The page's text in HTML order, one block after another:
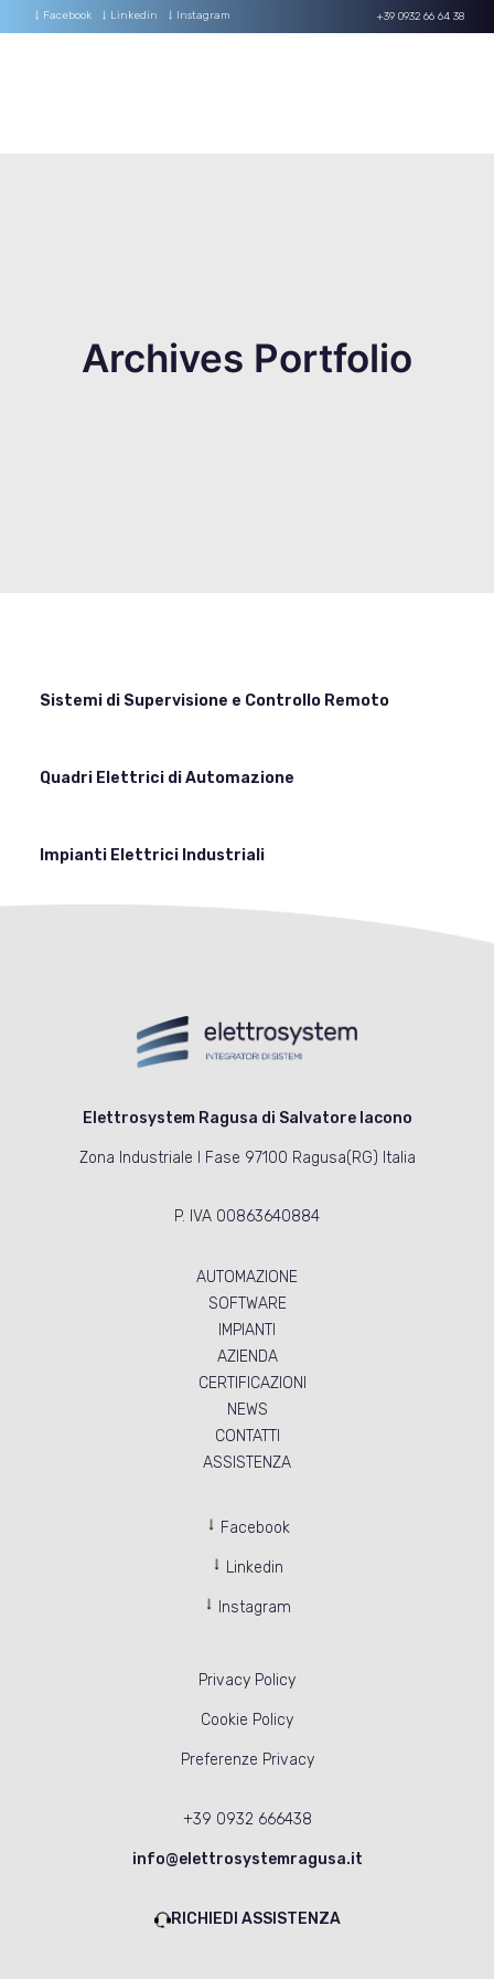
+39 0932 66 64 38
Archives Portfolio
Sistemi di Supervisione e Controllo Remoto
Quadri Elettrici di Automazione
Impianti Elettrici Industriali
Elettrosystem Ragusa di Salvatore Iacono
Zona Industriale I Fase 97100 Ragusa(RG) Italia
P. IVA 00863640884
AUTOMAZIONE
SOFTWARE
IMPIANTI
AZIENDA
CERTIFICAZIONI
NEWS
CONTATTI
ASSISTENZA
Facebook
Linkedin
Instagram
Privacy Policy
Cookie Policy
Preferenze Privacy
+39 0932 666438
info@elettrosystemragusa.it
RICHIEDI ASSISTENZA